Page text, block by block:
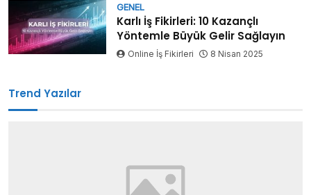
GENEL
Karlı İş Fikirleri: 10 Kazançlı
Yöntemle Büyük Gelir Sağlayın
Online İş Fikirleri 8 Nisan 2025
Trend Yazılar